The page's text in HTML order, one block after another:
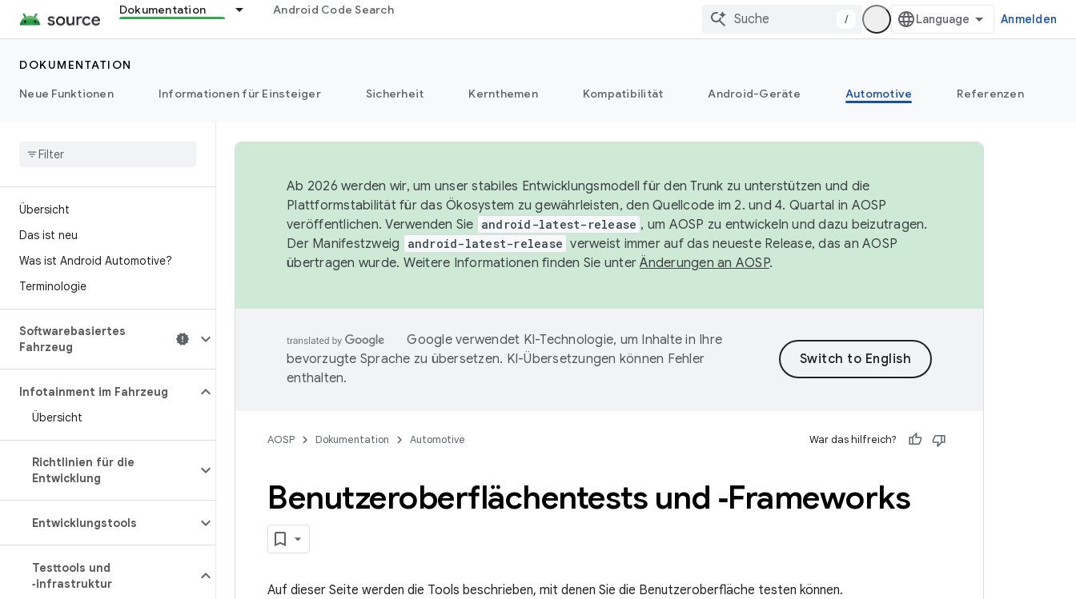
Dokumentation Android Code Search
/ Anmelden
DOKUMENTATION
Neue Funktionen
Informationen für Einsteiger Sicherheit Kernthemen Kompatibilität Android-Geräte Automotive Referenzen
Übersicht
Das ist neu
Was ist Android Automotive?
Terminologie
Softwarebasiertes
Fahrzeug
Infotainment im Fahrzeug
Übersicht
Richtlinien für die
Entwicklung
Entwicklungstools
Testtools und
‑infrastruktur
Ab 2026 werden wir, um unser stabiles Entwicklungsmodell für den Trunk zu unterstützen und die
Plattformstabilität für das Ökosystem zu gewährleisten, den Quellcode im 2. und 4. Quartal in AOSP
veröffentlichen. Verwenden Sie android-latest-release , um AOSP zu entwickeln und dazu beizutragen.
Der Manifestzweig
android-latest-release verweist immer auf das neueste Release, das an AOSP
übertragen wurde. Weitere Informationen finden Sie unterÄnderungen an AOSP.
Google verwendet KI-Technologie, um Inhalte in Ihre
bevorzugte Sprache zu übersetzen. KI-Übersetzungen können Fehler
enthalten.
AOSP Dokumentation Automotive War das hilfreich?
Benutzeroberflächentests und ‑Frameworks
Auf dieser Seite werden die Tools beschrieben, mit denen Sie die Benutzeroberfläche testen können.